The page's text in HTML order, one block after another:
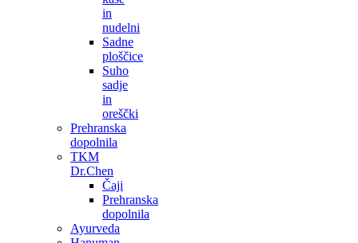
in
nudelni
Sadne
ploščice
Suho
sadje
in
oreščki
Prehranska
dopolnila
TKM
Dr.Chen
Čaji
Prehranska
dopolnila
Ayurveda